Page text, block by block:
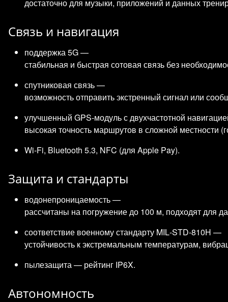
достаточно для музыки, приложений и данных
Связь и навигация
поддержка 5G —
стабильная и быстрая сотовая связь без
спутниковая связь —
возможность отправить экстренный сигнал или
улучшенный GPS‑модуль с двухчастотной
высокая точность маршрутов в сложной местности
Wi‑Fi, Bluetooth 5.3, NFC (для Apple Pay).
Защита и стандарты
водонепроницаемость —
рассчитаны на погружение до 100 м, подходят для
соответствие военному стандарту MIL‑STD‑810H —
устойчивость к экстремальным температурам,
пылезащита — рейтинг IP6X.
Автономность